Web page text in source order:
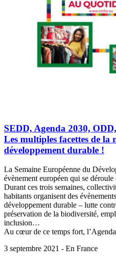
SEDD, Agenda 2030,
Les multiples facettes de
développement durable !
La Semaine Européenne du
évènement européen qui se
Durant ces trois semaines,
habitants organisent des
développement durable – lutte
préservation de la biodiversité,
inclusion…
Au cœur de ce temps fort,
3 septembre 2021 - En France